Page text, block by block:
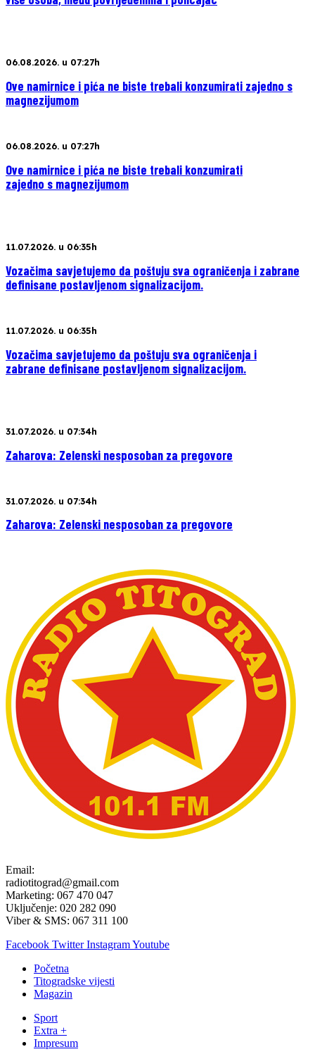
06.08.2026. u 07:27h
Ove namirnice i pića ne biste trebali konzumirati zajedno s
magnezijumom
06.08.2026. u 07:27h
Ove namirnice i pića ne biste trebali konzumirati
zajedno s magnezijumom
11.07.2026. u 06:35h
Vozačima savjetujemo da poštuju sva ograničenja i zabrane
definisane postavljenom signalizacijom.
11.07.2026. u 06:35h
Vozačima savjetujemo da poštuju sva ograničenja i
zabrane definisane postavljenom signalizacijom.
31.07.2026. u 07:34h
Zaharova: Zelenski nesposoban za pregovore
31.07.2026. u 07:34h
Zaharova: Zelenski nesposoban za pregovore
Email:
radiotitograd@gmail.com
Marketing: 067 470 047
Uključenje: 020 282 090
Viber & SMS: 067 311 100
Facebook Twitter InstagramYoutube
Početna
Titogradske vijesti
Magazin
Sport
Extra +
Impresum